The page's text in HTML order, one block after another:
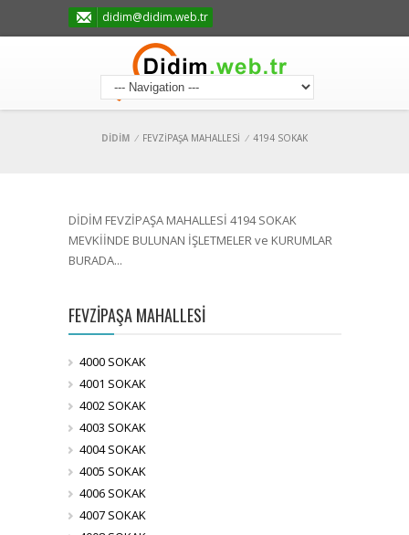
didim@didim.web.tr
DİDİM / FEVZİPAŞA MAHALLESİ / 4194 SOKAK
DİDİM FEVZİPAŞA MAHALLESİ 4194 SOKAK
MEVKİİNDE BULUNAN İŞLETMELER ve KURUMLAR
BURADA...
FEVZİPAŞA MAHALLESİ
4000 SOKAK
4001 SOKAK
4002 SOKAK
4003 SOKAK
4004 SOKAK
4005 SOKAK
4006 SOKAK
4007 SOKAK